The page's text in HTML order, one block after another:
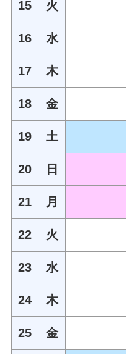
15 火
16 水
17 木
18 金
19 土
20 日
21 月
22 火
23 水
24 木
25 金